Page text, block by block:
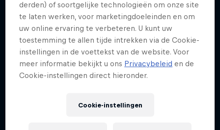
derden) of soortgelijke technologieën om onze site
te laten werken, voor marketingdoeleinden en om
uw online ervaring te verbeteren. U kunt uw
toestemming te allen tijde intrekken via de Cookie-
instellingen in de voettekst van de website. Voor
meer informatie bekijkt u ons Privacybeleid en de
Cookie-instellingen direct hieronder.
Cookie-instellingen